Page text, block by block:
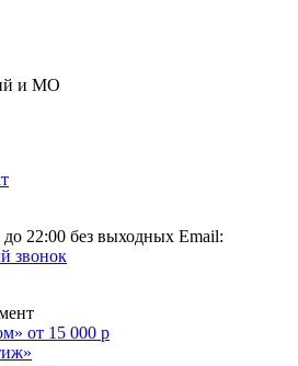
и МО
до 22:00 без выходных Email:
звонок
от 15 000 р